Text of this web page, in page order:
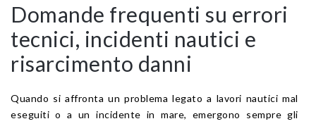
Domande frequenti su errori
tecnici, incidenti nautici e
risarcimento danni
Quando si affronta un problema legato a lavori nautici mal
eseguiti o a un incidente in mare, emergono sempre gli